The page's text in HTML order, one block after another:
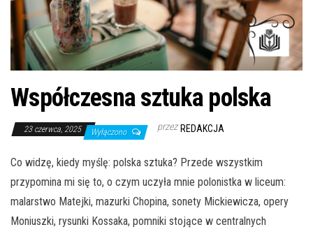
Współczesna sztuka polska
23 czerwca, 2025 Wyłączono przez REDAKCJA
Co widzę, kiedy myślę: polska sztuka? Przede wszystkim
przypomina mi się to, o czym uczyła mnie polonistka w liceum:
malarstwo Matejki, mazurki Chopina, sonety Mickiewicza, opery
Moniuszki, rysunki Kossaka, pomniki stojące w centralnych